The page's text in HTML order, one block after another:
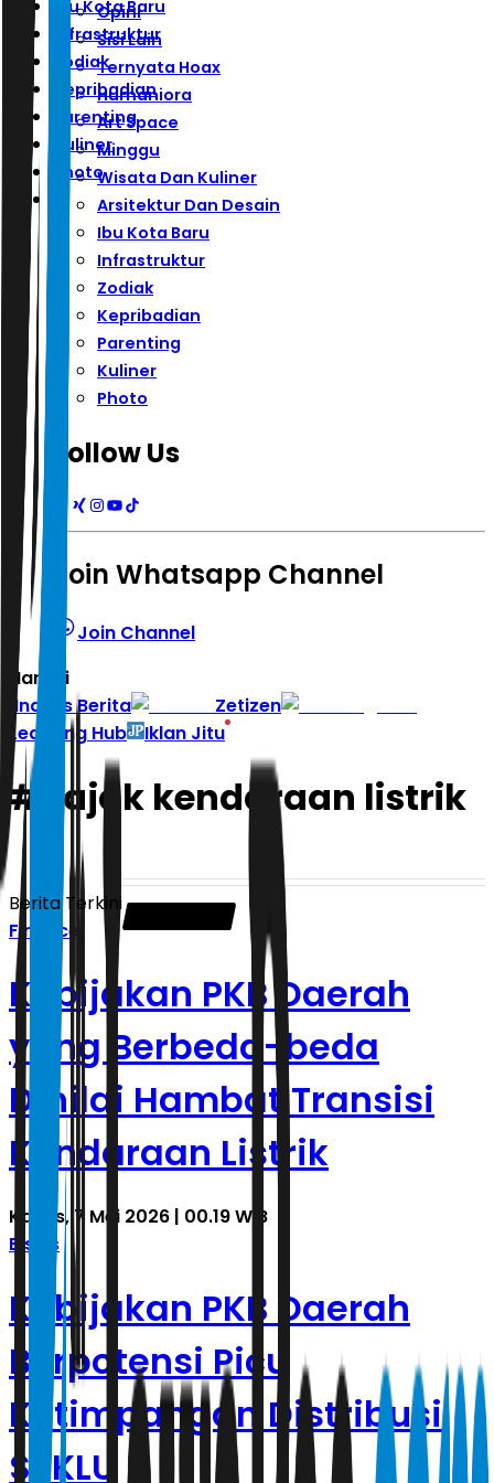
Ibu Kota Baru
Infrastruktur
Zodiak
Kepribadian
Parenting
Kuliner
Photo
Opini
Sisi Lain
Ternyata Hoax
Humaniora
Art Space
Minggu
Wisata Dan Kuliner
Arsitektur Dan Desain
Ibu Kota Baru
Infrastruktur
Zodiak
Kepribadian
Parenting
Kuliner
Photo
Follow Us
Join Whatsapp Channel
Join Channel
Hari ini
Indeks Berita
Zetizen
Learning Hub
Iklan Jitu
# Pajak kendaraan listrik
Berita Terkini
Finance
Kebijakan PKB Daerah
yang Berbeda-beda
Dinilai Hambat Transisi
Kendaraan Listrik
Kamis, 7 Mei 2026 | 00.19 WIB
Bisnis
Kebijakan PKB Daerah
Berpotensi Picu
Ketimpangan Distribusi
SPKLU